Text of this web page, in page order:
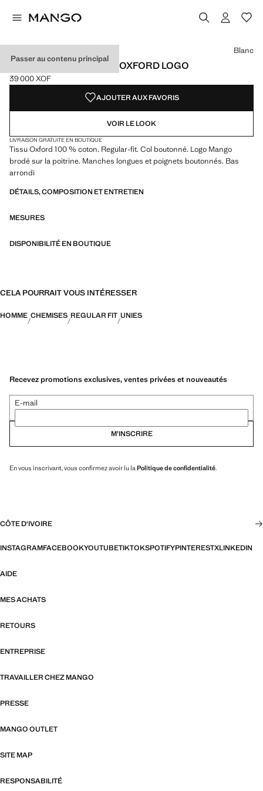
Passer au contenu principal
CHEMISE 100 % COTON OXFORD LOGO
Prix actuel [39 000 XOF ]
39 000 XOF
Choisissez une couleur
Couleur Blanc sélectionnée
Couleur Bleu marine foncé
Couleur Écru
Blanc
AJOUTER AUX FAVORIS
VOIR LE LOOK
LIVRAISON GRATUITE EN BOUTIQUE
Tissu Oxford 100 % coton. Regular-fit. Col boutonné. Logo Mango
brodé sur la poitrine. Manches longues et poignets boutonnés. Bas
arrondi
DÉTAILS, COMPOSITION ET ENTRETIEN
MESURES
DISPONIBILITÉ EN BOUTIQUE
CELA POURRAIT VOUS INTÉRESSER
HOMME CHEMISES REGULAR FIT UNIES
Recevez promotions exclusives, ventes privées et nouveautés
E-mail
M’INSCRIRE
En vous inscrivant, vous confirmez avoir lu la Politique de confidentialité.
CÔTE D'IVOIRE
INSTAGRAMFACEBOOKYOUTUBETIKTOKSPOTIFYPINTERESTXLINKEDIN
AIDE
MES ACHATS
RETOURS
ENTREPRISE
TRAVAILLER CHEZ MANGO
PRESSE
MANGO OUTLET
SITE MAP
RESPONSABILITÉ